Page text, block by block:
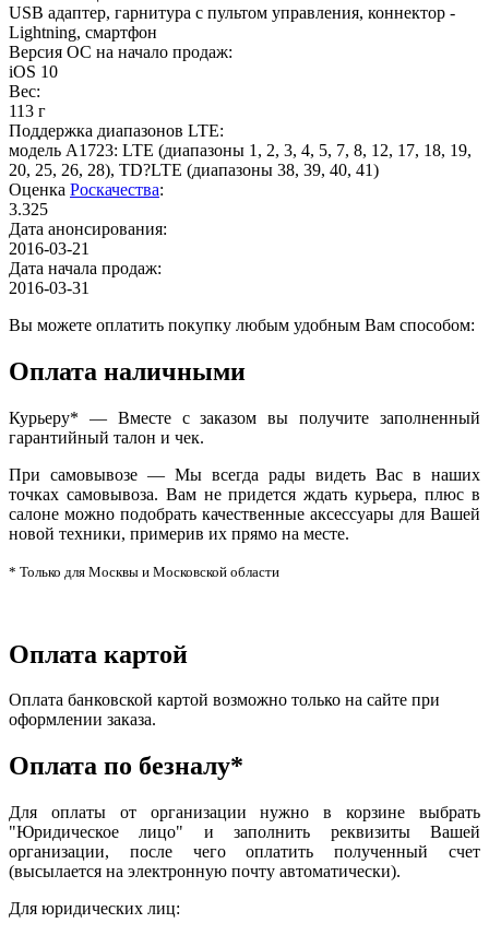
USB адаптер, гарнитура с пультом управления, коннектор -
Lightning, смартфон
Версия ОС на начало продаж:
iOS 10
Вес:
113 г
Поддержка диапазонов LTE:
модель A1723: LTE (диапазоны 1, 2, 3, 4, 5, 7, 8, 12, 17, 18, 19,
20, 25, 26, 28), TD?LTE (диапазоны 38, 39, 40, 41)
Оценка Роскачества:
3.325
Дата анонсирования:
2016-03-21
Дата начала продаж:
2016-03-31
Вы можете оплатить покупку любым удобным Вам способом:
Оплата наличными
Курьеру* — Вместе с заказом вы получите заполненный
гарантийный талон и чек.
При самовывозе — Мы всегда рады видеть Вас в наших
точках самовывоза. Вам не придется ждать курьера, плюс в
салоне можно подобрать качественные аксессуары для Вашей
новой техники, примерив их прямо на месте.
* Только для Москвы и Московской области
Оплата картой
Оплата банковской картой возможно только на сайте при
оформлении заказа.
Оплата по безналу*
Для оплаты от организации нужно в корзине выбрать
"Юридическое лицо" и заполнить реквизиты Вашей
организации, после чего оплатить полученный счет
(высылается на электронную почту автоматически).
Для юридических лиц: